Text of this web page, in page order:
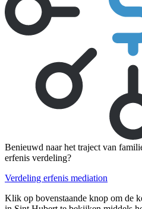
Benieuwd naar het traject van
erfenis verdeling?
Verdeling erfenis mediation
Klik op bovenstaande knop om de